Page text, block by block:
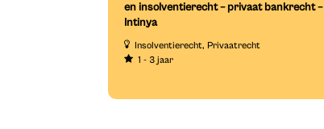
en insolventierecht – privaat bankrecht –
Intinya
Insolventierecht Privaatrecht
1 - 3 jaar